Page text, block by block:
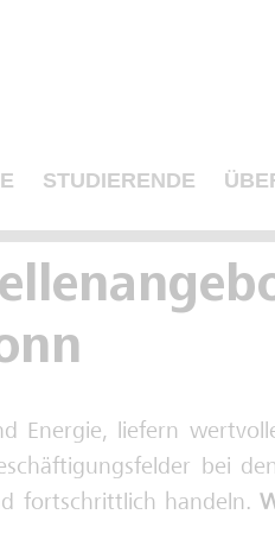
STUDIERENDE
Energie, liefern
bei
fortschrittlich handeln.